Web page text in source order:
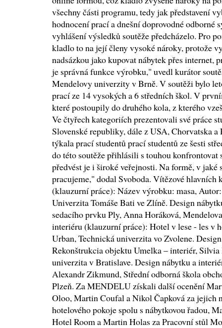
všechny části programu, tedy jak představení
hodnocení prací a dnešní doprovodné odborné
vyhlášení výsledků soutěže předcházelo. Pro
kladlo to na její členy vysoké nároky, protože
nadsázkou jako kupovat nábytek přes
je správná funkce výrobku," uvedl kurátor
Mendelovy univerzity v Brně. V soutěži bylo
prací ze 14 vysokých a 6 středních škol. V
které postoupily do druhého kola, z kterého
Ve čtyřech kategoriích prezentovali své práce
Slovenské republiky, dále z USA, Chorvatska a
týkala prací studentů prací studentů ze šesti
do této soutěže přihlásili s touhou konfrontovat
předvést je i široké veřejnosti. Na formě, v jaké
pracujeme," dodal Svoboda. Vítězové hlavních
(klauzurní práce): Název výrobku: masa,
Univerzita Tomáše Bati ve Zlíně. Design
sedacího prvku Ply, Anna Horáková,
interiéru (klauzurní práce): Hotel v lese - les v
Urban, Technická univerzita vo Zvolene.
Rekonštrukcia objektu Umelka – interiér, Silvia
univerzita v Bratislave. Design nábytku a
Alexandr Zikmund, Střední odborná škola
Plzeň. Za MENDELU získali další ocenění
Oloo, Martin Coufal a Nikol Čapková za jejich
hotelového pokoje spolu s nábytkovou řadou,
Hotel Room a Martin Holas za Pracovní stůl